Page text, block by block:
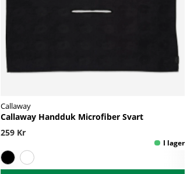
Callaway
Callaway Handduk Microfiber Svart
259 Kr